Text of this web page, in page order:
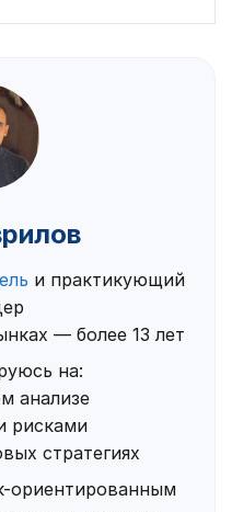
и практикующий
— более 13 лет
на:
анализе
рисками
стратегиях
ориентированным